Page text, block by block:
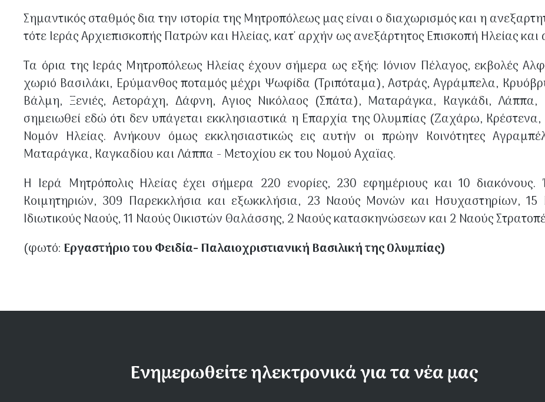
Σημαντικός σταθμός δια την ιστορία της Μητροπόλεως μας είναι ο διαχωρισμός και η
τότε Ιεράς Αρχιεπισκοπής Πατρών και Ηλείας, κατ' αρχήν ως ανεξάρτητος Επισκοπή Ηλείας
Τα όρια της Ιεράς Μητροπόλεως Ηλείας έχουν σήμερα ως εξής: Ιόνιον Πέλαγος, εκβολές
χωριό Βασιλάκι, Ερύμανθος ποταμός μέχρι Ψωφίδα (Τριπόταμα), Αστράς, Αγράμπελα,
Βάλμη, Ξενιές, Αετοράχη, Δάφνη, Αγιος Νικόλαος (Σπάτα), Ματαράγκα, Καγκάδι, Λάππα,
σημειωθεί εδώ ότι δεν υπάγεται εκκλησιαστικά η Επαρχία της Ολυμπίας (Ζαχάρω,
Νομόν Ηλείας. Ανήκουν όμως εκκλησιαστικώς εις αυτήν οι πρώην Κοινότητες
Ματαράγκα, Καγκαδίου και Λάππα - Μετοχίου εκ του Νομού Αχαϊας.
Η Ιερά Μητρόπολις Ηλείας έχει σήμερα 220 ενορίες, 230 εφημέριους και 10
Κοιμητηριών, 309 Παρεκκλήσια και εξωκκλήσια, 23 Ναούς Μονών και Ησυχαστηρίων,
Ιδιωτικούς Ναούς, 11 Ναούς Οικιστών Θαλάσσης, 2 Ναούς κατασκηνώσεων και 2 Ναούς
(φωτό: Εργαστήριο του Φειδία- Παλαιοχριστιανική Βασιλική της Ολυμπίας)
Ενημερωθείτε ηλεκτρονικά για τα νέα μας